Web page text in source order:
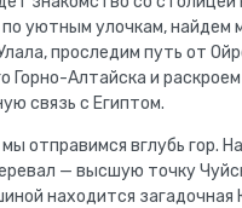
по уютным улочкам, найдем
проследим путь от
Горно-Алтайска и
связь с Египтом.
отправимся вглубь гор.
— высшую точку
находится загадочная